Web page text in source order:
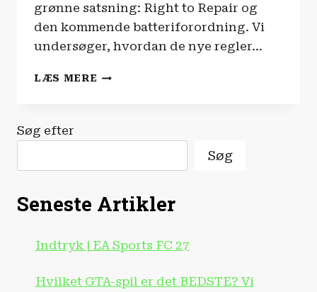
grønne satsning: Right to Repair og
den kommende batteriforordning. Vi
undersøger, hvordan de nye regler…
LÆS MERE EU
Søg efter
Søg
Seneste Artikler
Indtryk | EA Sports FC 27
Hvilket GTA-spil er det BEDSTE? Vi